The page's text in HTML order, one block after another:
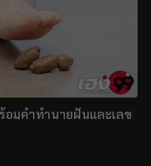
มคำทำนายฝันและเลข